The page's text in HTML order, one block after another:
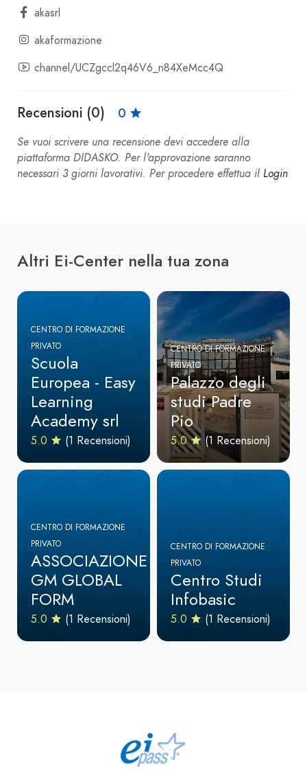
akasrl
akaformazione
channel/UCZgccl2q46V6_n84XeMcc4Q
Recensioni (0) 0
Se vuoi scrivere una recensione devi accedere alla
piattaforma DIDASKO. Per l'approvazione saranno
necessari 3 giorni lavorativi. Per procedere effettua il Login
Altri Ei-Center nella tua zona
CENTRO DI FORMAZIONE
PRIVATO
Scuola
Europea - Easy
Learning
Academy srl
5.0 (1 Recensioni)
CENTRO DI FORMAZIONE
PRIVATO
Palazzo degli
studi Padre
Pio
5.0 (1 Recensioni)
CENTRO DI FORMAZIONE
PRIVATO
ASSOCIAZIONE
GM GLOBAL
FORM
5.0 (1 Recensioni)
CENTRO DI FORMAZIONE
PRIVATO
Centro Studi
Infobasic
5.0 (1 Recensioni)